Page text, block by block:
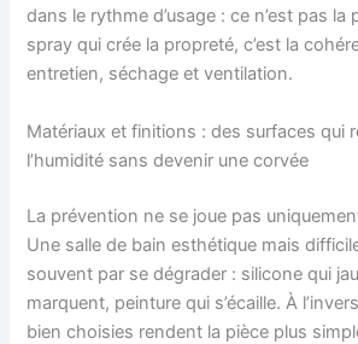
dans le rythme d’usage : ce n’est pas la
spray qui crée la propreté, c’est la
entretien, séchage et ventilation.
Matériaux et finitions : des surfaces qui
l’humidité sans devenir une corvée
La prévention ne se joue pas
Une salle de bain esthétique mais
souvent par se dégrader : silicone qui
marquent, peinture qui s’écaille. À
bien choisies rendent la pièce plus